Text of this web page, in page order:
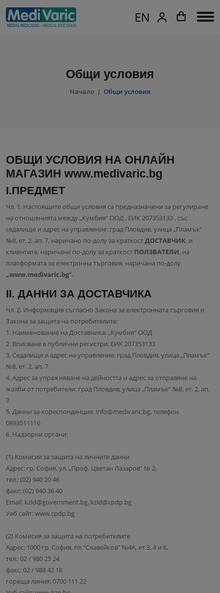
EN
Общи условия
Начало Общи условия
ОБЩИ УСЛОВИЯ НА ОНЛАЙН
МАГАЗИН www.medivaric.bg
І.ПРЕДМЕТ
Чл. 1. Настоящите общи условия са предназначени за регулиране
на отношенията между „Кумбия“ ООД , ЕИК 207353133 , със
седалище и адрес на управление: град Пловдив, улица „Пламък“
№8, ет. 2, ап. 7, наричано по-долу за краткостДОСТАВЧИК, и
клиентите, наричани по-долу за краткост ПОЛЗВАТЕЛИ, на
платформата за електронна търговия, наричана по-долу
„www.medivaric.bg”.
ІІ. ДАННИ ЗА ДОСТАВЧИКА
Чл. 2. Информация съгласно Закона за електронната търговия и
Закона за защита на потребителите:
1. Наименование на Доставчика: „Кумбия“ ООД
2. Вписване в публични регистри: ЕИК 207353133
3. Седалище и адрес на управление: град Пловдив, улица „Пламък“
№8, ет. 2, ап. 7
4. Адрес за упражняване на дейността и адрес за отправяне на
жалби от потребители: град Пловдив, улица „Пламък“ №8, ет. 2, ап.
7
5. Данни за кореспонденция: info@medivaric.bg, телефон
0893511116
6. Надзорни органи:
(1) Комисия за защита на личните данни
Адрес: гр. София, ул. „Проф. Цветан Лазаров” № 2,
тел.: (02) 940 20 46
факс: (02) 940 36 40
Email: kzld@government.bg, kzld@cpdp.bg
Уеб сайт: www.cpdp.bg
(2) Комисия за защита на потребителите
Адрес: 1000 гр. София, пл."Славейков" №4А, ет.3, 4 и 6,
тел.: 02 / 980 25 24
факс: 02 / 988 42 18
гореща линия: 0700 111 22